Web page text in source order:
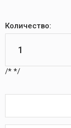
Количество:
/* */